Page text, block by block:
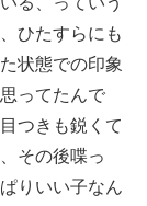
ひたすらにも
状態での印象
ってたんで
つきも鋭くて
その後喋っ
りいい子なん